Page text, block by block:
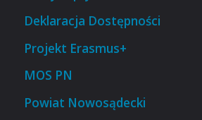
Deklaracja Dostępności
Projekt Erasmus+
MOS PN
Powiat Nowosądecki